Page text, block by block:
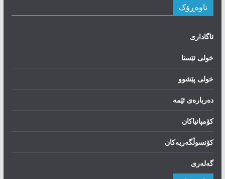
ناوەڕۆک
ئاگاداری
خولی ئێستا
خولی پێشوو
دەربارەی ئێمە
کۆمپانیاکان
کۆنسوڵگەریەکان
گەلەری